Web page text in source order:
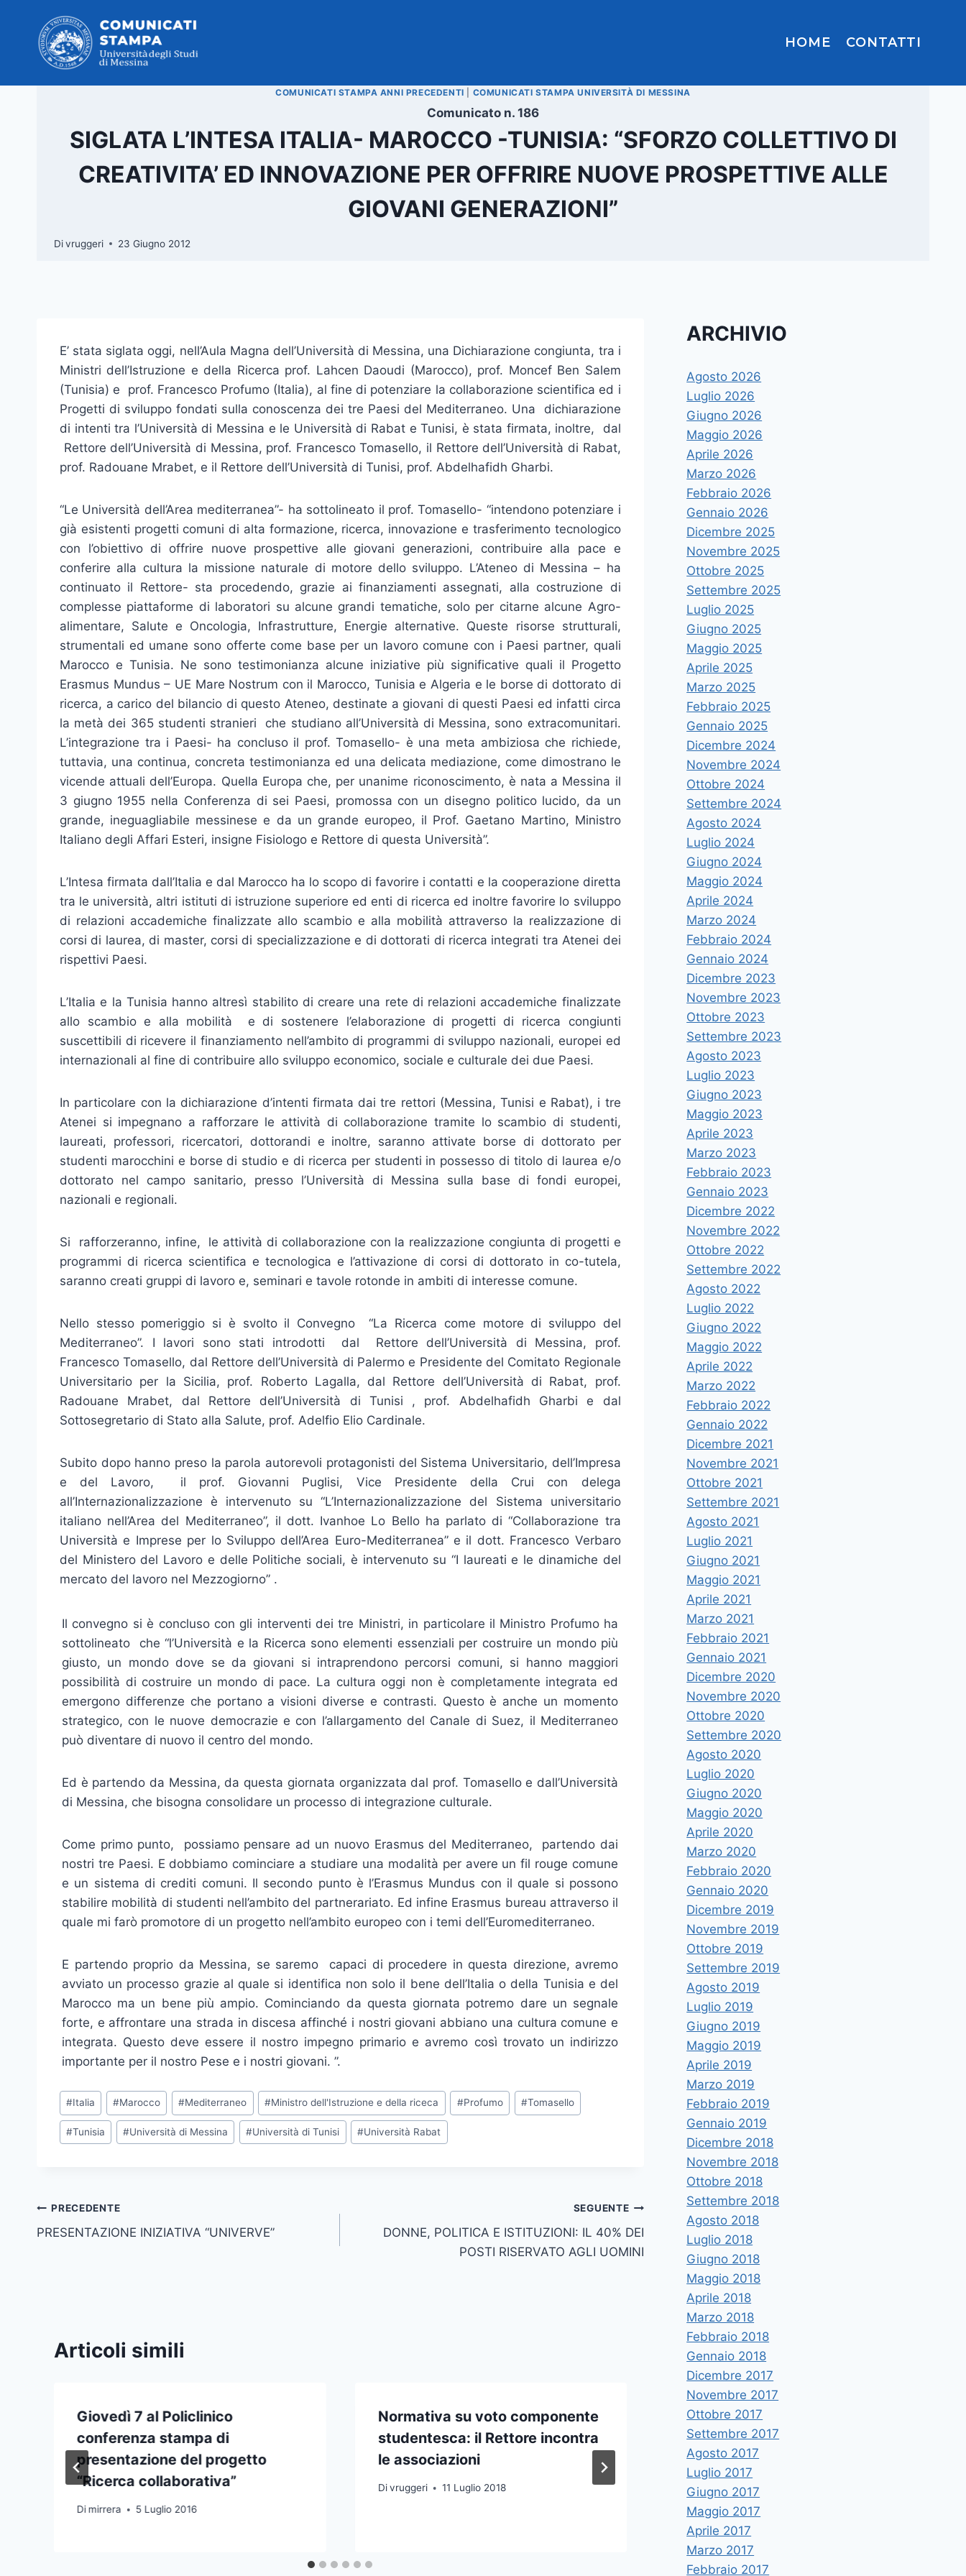
contenuto
HOME CONTATTI
COMUNICATI STAMPA ANNI PRECEDENTI COMUNICATI STAMPA UNIVERSITÀ DI MESSINA
Comunicato n. 186
SIGLATA L’INTESA ITALIA- MAROCCO -TUNISIA: “SFORZO COLLETTIVO DI
CREATIVITA’ ED INNOVAZIONE PER OFFRIRE NUOVE PROSPETTIVE ALLE
GIOVANI GENERAZIONI”
Divruggeri 23 Giugno 2012
E’ stata siglata oggi, nell’Aula Magna dell’Università di Messina, una Dichiarazione congiunta, tra i
Ministri dell’Istruzione e della Ricerca prof. Lahcen Daoudi (Marocco), prof. Moncef Ben Salem
(Tunisia) e prof. Francesco Profumo (Italia), al fine di potenziare la collaborazione scientifica ed i
Progetti di sviluppo fondati sulla conoscenza dei tre Paesi del Mediterraneo. Una dichiarazione
di intenti tra l’Università di Messina e le Università di Rabat e Tunisi, è stata firmata, inoltre, dal
Rettore dell’Università di Messina, prof. Francesco Tomasello, il Rettore dell’Università di Rabat,
prof. Radouane Mrabet, e il Rettore dell’Università di Tunisi, prof. Abdelhafidh Gharbi.
“Le Università dell’Area mediterranea”- ha sottolineato il prof. Tomasello- “intendono potenziare i
già esistenti progetti comuni di alta formazione, ricerca, innovazione e trasferimento tecnologico
con l’obiettivo di offrire nuove prospettive alle giovani generazioni, contribuire alla pace e
conferire alla cultura la missione naturale di motore dello sviluppo. L’Ateneo di Messina – ha
continuato il Rettore- sta procedendo, grazie ai finanziamenti assegnati, alla costruzione di
complesse piattaforme di laboratori su alcune grandi tematiche, solo per citarne alcune Agro-
alimentare, Salute e Oncologia, Infrastrutture, Energie alternative. Queste risorse strutturali,
strumentali ed umane sono offerte come base per un lavoro comune con i Paesi partner, quali
Marocco e Tunisia. Ne sono testimonianza alcune iniziative più significative quali il Progetto
Erasmus Mundus – UE Mare Nostrum con il Marocco, Tunisia e Algeria e le borse di dottorato di
ricerca, a carico del bilancio di questo Ateneo, destinate a giovani di questi Paesi ed infatti circa
la metà dei 365 studenti stranieri che studiano all’Università di Messina, sono extracomunitari.
L’integrazione tra i Paesi- ha concluso il prof. Tomasello- è una meta ambiziosa che richiede,
tuttavia, una continua, concreta testimonianza ed una delicata mediazione, come dimostrano le
vicende attuali dell’Europa. Quella Europa che, per unanime riconoscimento, è nata a Messina il
3 giugno 1955 nella Conferenza di sei Paesi, promossa con un disegno politico lucido, da un
grande, ineguagliabile messinese e da un grande europeo, il Prof. Gaetano Martino, Ministro
Italiano degli Affari Esteri, insigne Fisiologo e Rettore di questa Università”.
L’Intesa firmata dall’Italia e dal Marocco ha lo scopo di favorire i contatti e la cooperazione diretta
tra le università, altri istituti di istruzione superiore ed enti di ricerca ed inoltre favorire lo sviluppo
di relazioni accademiche finalizzate allo scambio e alla mobilità attraverso la realizzazione di
corsi di laurea, di master, corsi di specializzazione e di dottorati di ricerca integrati tra Atenei dei
rispettivi Paesi.
L’Italia e la Tunisia hanno altresì stabilito di creare una rete di relazioni accademiche finalizzate
allo scambio e alla mobilità e di sostenere l’elaborazione di progetti di ricerca congiunti
suscettibili di ricevere il finanziamento nell’ambito di programmi di sviluppo nazionali, europei ed
internazionali al fine di contribuire allo sviluppo economico, sociale e culturale dei due Paesi.
In particolare con la dichiarazione d’intenti firmata dai tre rettori (Messina, Tunisi e Rabat), i tre
Atenei si impegnano a rafforzare le attività di collaborazione tramite lo scambio di studenti,
laureati, professori, ricercatori, dottorandi e inoltre, saranno attivate borse di dottorato per
studenti marocchini e borse di studio e di ricerca per studenti in possesso di titolo di laurea e/o
dottorato nel campo sanitario, presso l’Università di Messina sulla base di fondi europei,
nazionali e regionali.
Si rafforzeranno, infine, le attività di collaborazione con la realizzazione congiunta di progetti e
programmi di ricerca scientifica e tecnologica e l’attivazione di corsi di dottorato in co-tutela,
saranno creati gruppi di lavoro e, seminari e tavole rotonde in ambiti di interesse comune.
Nello stesso pomeriggio si è svolto il Convegno “La Ricerca come motore di sviluppo del
Mediterraneo”. I lavori sono stati introdotti dal Rettore dell’Università di Messina, prof.
Francesco Tomasello, dal Rettore dell’Università di Palermo e Presidente del Comitato Regionale
Universitario per la Sicilia, prof. Roberto Lagalla, dal Rettore dell’Università di Rabat, prof.
Radouane Mrabet, dal Rettore dell’Università di Tunisi , prof. Abdelhafidh Gharbi e dal
Sottosegretario di Stato alla Salute, prof. Adelfio Elio Cardinale.
Subito dopo hanno preso la parola autorevoli protagonisti del Sistema Universitario, dell’Impresa
e del Lavoro, il prof. Giovanni Puglisi, Vice Presidente della Crui con delega
all’Internazionalizzazione è intervenuto su “L’Internazionalizzazione del Sistema universitario
italiano nell’Area del Mediterraneo”, il dott. Ivanhoe Lo Bello ha parlato di “Collaborazione tra
Università e Imprese per lo Sviluppo dell’Area Euro-Mediterranea” e il dott. Francesco Verbaro
del Ministero del Lavoro e delle Politiche sociali, è intervenuto su “I laureati e le dinamiche del
mercato del lavoro nel Mezzogiorno” .
Il convegno si è concluso con gli interventi dei tre Ministri, in particolare il Ministro Profumo ha
sottolineato che “l’Università e la Ricerca sono elementi essenziali per costruire un mondo più
giusto, un mondo dove se da giovani si intraprendono percorsi comuni, si hanno maggiori
possibilità di costruire un mondo di pace. La cultura oggi non è completamente integrata ed
emergono differenze che portano a visioni diverse e contrasti. Questo è anche un momento
strategico, con le nuove democrazie e con l’allargamento del Canale di Suez, il Mediterraneo
può diventare di nuovo il centro del mondo.
Ed è partendo da Messina, da questa giornata organizzata dal prof. Tomasello e dall’Università
di Messina, che bisogna consolidare un processo di integrazione culturale.
Come primo punto, possiamo pensare ad un nuovo Erasmus del Mediterraneo, partendo dai
nostri tre Paesi. E dobbiamo cominciare a studiare una modalità per avere un fil rouge comune
e un sistema di crediti comuni. Il secondo punto è l’Erasmus Mundus con il quale si possono
stabilire mobilità di studenti nell’ambito del partnerariato. Ed infine Erasmus bureau attraverso il
quale mi farò promotore di un progetto nell’ambito europeo con i temi dell’Euromediterraneo.
E partendo proprio da Messina, se saremo capaci di procedere in questa direzione, avremo
avviato un processo grazie al quale si identifica non solo il bene dell’Italia o della Tunisia e del
Marocco ma un bene più ampio. Cominciando da questa giornata potremo dare un segnale
forte, e affrontare una strada in discesa affinché i nostri giovani abbiano una cultura comune e
integrata. Questo deve essere il nostro impegno primario e avremo così trovato un indirizzo
importante per il nostro Pese e i nostri giovani. ”.
Tag
articolo:
#Italia #Marocco #Mediterraneo #Ministro dell'Istruzione e della riceca #Profumo #Tomasello
#Tunisia #Università di Messina #Università di Tunisi #Università Rabat
Navigazione
articoli
PRECEDENTE
PRESENTAZIONE INIZIATIVA “UNIVERVE”
SEGUENTE
DONNE, POLITICA E ISTITUZIONI: IL 40% DEI
POSTI RISERVATO AGLI UOMINI
Articoli simili
Giovedì 7 al Policlinico
conferenza stampa di
presentazione del progetto
“Ricerca collaborativa”
Dimirrera 5 Luglio 2016
Normativa su voto componente
studentesca: il Rettore incontra
le associazioni
Di vruggeri 11 Luglio 2018
Classifica mondiale dei migliori
ricercatori, i docenti UniMe nella
top 195000 degli scienziati
Diicuzzocrea 3 Novembre 2022
ARCHIVIO
Agosto 2026
Luglio 2026
Giugno 2026
Maggio 2026
Aprile 2026
Marzo 2026
Febbraio 2026
Gennaio 2026
Dicembre 2025
Novembre 2025
Ottobre 2025
Settembre 2025
Luglio 2025
Giugno 2025
Maggio 2025
Aprile 2025
Marzo 2025
Febbraio 2025
Gennaio 2025
Dicembre 2024
Novembre 2024
Ottobre 2024
Settembre 2024
Agosto 2024
Luglio 2024
Giugno 2024
Maggio 2024
Aprile 2024
Marzo 2024
Febbraio 2024
Gennaio 2024
Dicembre 2023
Novembre 2023
Ottobre 2023
Settembre 2023
Agosto 2023
Luglio 2023
Giugno 2023
Maggio 2023
Aprile 2023
Marzo 2023
Febbraio 2023
Gennaio 2023
Dicembre 2022
Novembre 2022
Ottobre 2022
Settembre 2022
Agosto 2022
Luglio 2022
Giugno 2022
Maggio 2022
Aprile 2022
Marzo 2022
Febbraio 2022
Gennaio 2022
Dicembre 2021
Novembre 2021
Ottobre 2021
Settembre 2021
Agosto 2021
Luglio 2021
Giugno 2021
Maggio 2021
Aprile 2021
Marzo 2021
Febbraio 2021
Gennaio 2021
Dicembre 2020
Novembre 2020
Ottobre 2020
Settembre 2020
Agosto 2020
Luglio 2020
Giugno 2020
Maggio 2020
Aprile 2020
Marzo 2020
Febbraio 2020
Gennaio 2020
Dicembre 2019
Novembre 2019
Ottobre 2019
Settembre 2019
Agosto 2019
Luglio 2019
Giugno 2019
Maggio 2019
Aprile 2019
Marzo 2019
Febbraio 2019
Gennaio 2019
Dicembre 2018
Novembre 2018
Ottobre 2018
Settembre 2018
Agosto 2018
Luglio 2018
Giugno 2018
Maggio 2018
Aprile 2018
Marzo 2018
Febbraio 2018
Gennaio 2018
Dicembre 2017
Novembre 2017
Ottobre 2017
Settembre 2017
Agosto 2017
Luglio 2017
Giugno 2017
Maggio 2017
Aprile 2017
Marzo 2017
Febbraio 2017